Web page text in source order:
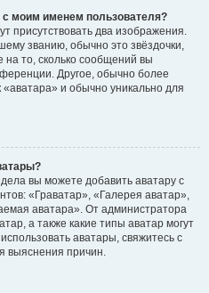
моим именем пользователя?
присутствовать два изображения.
званию, обычно это звёздочки,
на то, сколько сообщений вы
Другое, обычно более
и обычно уникально для
вы можете добавить аватару с
«Граватар», «Галерея аватар»,
аватара». От администратора
а также какие типы аватар могут
аватары, свяжитесь с
выяснения причин.